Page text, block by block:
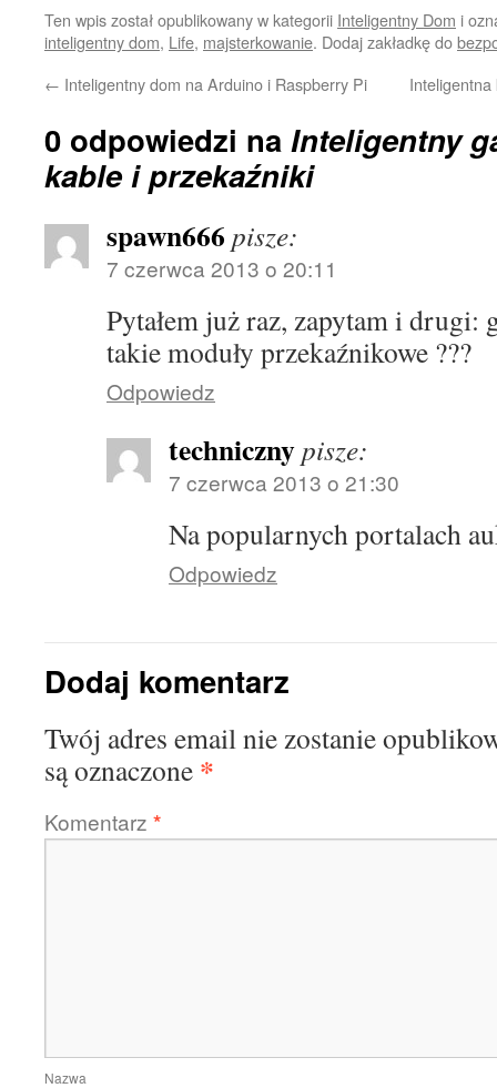
Ten wpis został opublikowany w kategorii Inteligentny Dom i
inteligentny dom, Life, majsterkowanie. Dodaj zakładkę do
← Inteligentny dom na Arduino i Raspberry Pi Inteligentna
0 odpowiedzi na Inteligentny
kable i przekaźniki
spawn666 pisze:
7 czerwca 2013 o 20:11
Pytałem już raz, zapytam i drugi:
takie moduły przekaźnikowe ???
Odpowiedz
techniczny pisze:
7 czerwca 2013 o 21:30
Na popularnych portalach
Odpowiedz
Dodaj komentarz
Twój adres email nie zostanie
są oznaczone *
Komentarz *
Nazwa